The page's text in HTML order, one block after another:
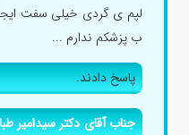
لپم ی گردی خیلی سفت
ب پزشکم ندارم ...
پاسخ دادند.
جناب آقای دکتر سیدامیر